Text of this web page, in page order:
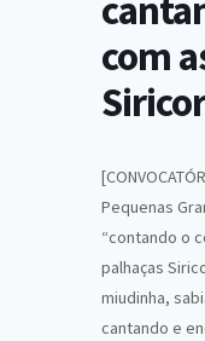
com
Pequenas
“contando o
palhaças
miudinha,
cantando e